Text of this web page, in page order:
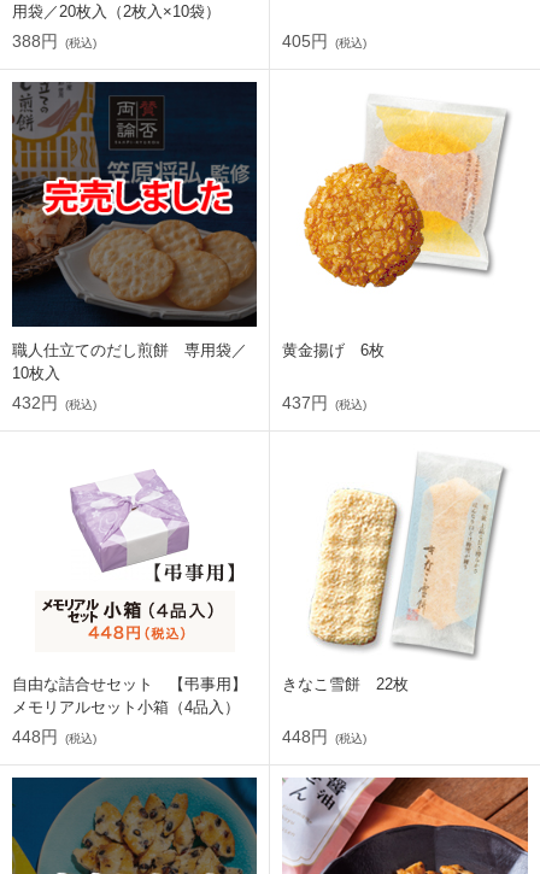
用袋／20枚入（2枚入×10袋）
388円 (税込) 405円 (税込)
職人仕立てのだし煎餅 専用袋／
10枚入
432円 (税込)
黄金揚げ 6枚
437円 (税込)
自由な詰合せセット 【弔事用】
メモリアルセット小箱（4品入）
448円 (税込)
きなこ雪餅 22枚
448円 (税込)